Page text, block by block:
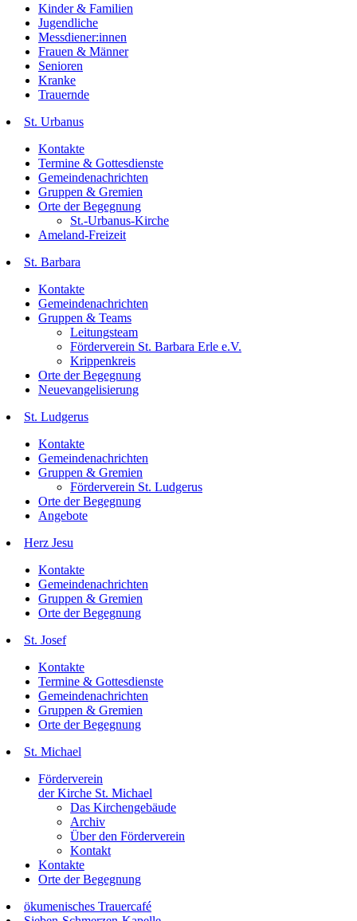
Kinder & Familien
Jugendliche
Messdiener:innen
Frauen & Männer
Senioren
Kranke
Trauernde
St. Urbanus
Kontakte
Termine & Gottesdienste
Gemeindenachrichten
Gruppen & Gremien
Orte der Begegnung
St.-Urbanus-Kirche
Ameland-Freizeit
St. Barbara
Kontakte
Gemeindenachrichten
Gruppen & Teams
Leitungsteam
Förderverein St. Barbara Erle e.V.
Krippenkreis
Orte der Begegnung
Neuevangelisierung
St. Ludgerus
Kontakte
Gemeindenachrichten
Gruppen & Gremien
Förderverein St. Ludgerus
Orte der Begegnung
Angebote
Herz Jesu
Kontakte
Gemeindenachrichten
Gruppen & Gremien
Orte der Begegnung
St. Josef
Kontakte
Termine & Gottesdienste
Gemeindenachrichten
Gruppen & Gremien
Orte der Begegnung
St. Michael
Förderverein
der Kirche St. Michael
Das Kirchengebäude
Archiv
Über den Förderverein
Kontakt
Kontakte
Orte der Begegnung
ökumenisches Trauercafé